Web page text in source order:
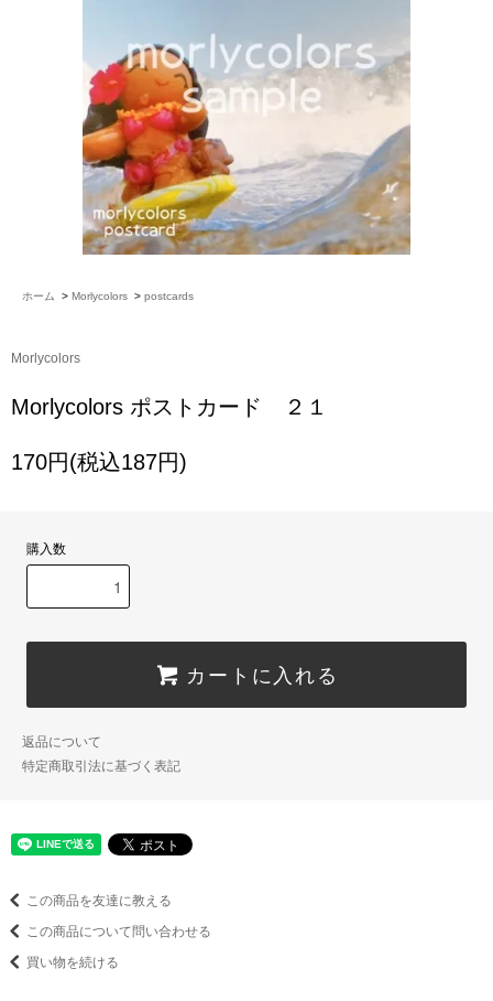
ホーム > Morlycolors > postcards
Morlycolors
Morlycolors ポストカード ２１
170円(税込187円)
購入数
カートに入れる
返品について
特定商取引法に基づく表記
この商品を友達に教える
この商品について問い合わせる
買い物を続ける